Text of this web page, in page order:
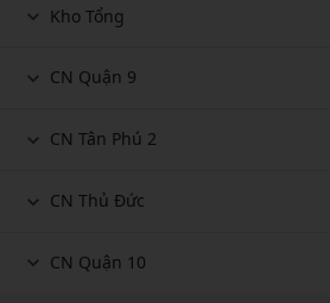
Kho Tổng
CN Quận 9
CN Tân Phú 2
CN Thủ Đức
CN Quận 10